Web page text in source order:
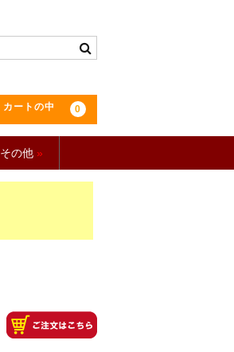
カートの中 0
その他 »